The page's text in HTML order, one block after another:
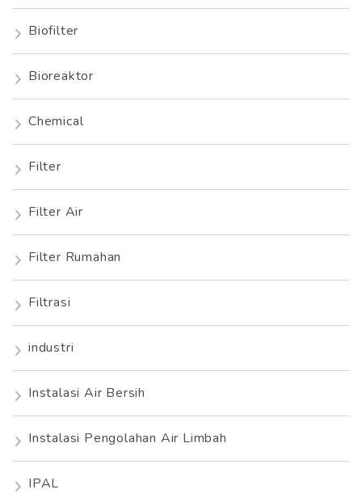
Biofilter
Bioreaktor
Chemical
Filter
Filter Air
Filter Rumahan
Filtrasi
industri
Instalasi Air Bersih
Instalasi Pengolahan Air Limbah
IPAL